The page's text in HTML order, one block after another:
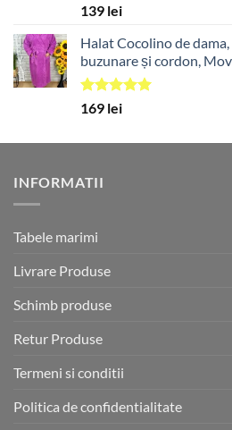
Evaluat la
139 lei
Halat Cocolino de
buzunare și cordon,
Evaluat la
169 lei
INFORMATII
Tabele marimi
Livrare Produse
Schimb produse
Retur Produse
Termeni si conditii
Politica de confidentialitate